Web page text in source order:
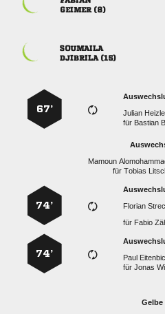
 

 

für 
67’

für

für 
74’

für
74’
Gelbe